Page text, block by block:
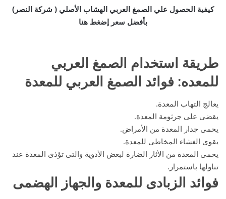
كيفية الحصول علي الصمغ العربي الهشاب الأصلي ( شركة النصر)
بأفضل سعر إضغط هنا
طريقة استخدام الصمغ العربي
للمعده: فوائد الصمغ العربي للمعدة
يعالج التهاب المعدة.
يقضى على جرثومة المعدة.
يحمى جدار المعدة من الأمراض.
يقوى الغشاء المخاطى للمعدة.
يحمى المعدة من الأثار الضارة لبعض الأدوية والتى تؤذى المعدة عند
تناولها باستمرار.
فوائد الزبادى للمعدة والجهاز الهضمى